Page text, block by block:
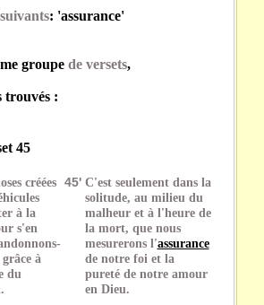
: 'assurance'
groupede versets,
trouvés :
45
créées
à la
s'en
à
du
45' C'est seulement dans la
solitude, au milieu du
malheur et à l'heure de
la mort, que nous
mesurerons l'assurance
de notre foi et la
pureté de notre amour
en Dieu.